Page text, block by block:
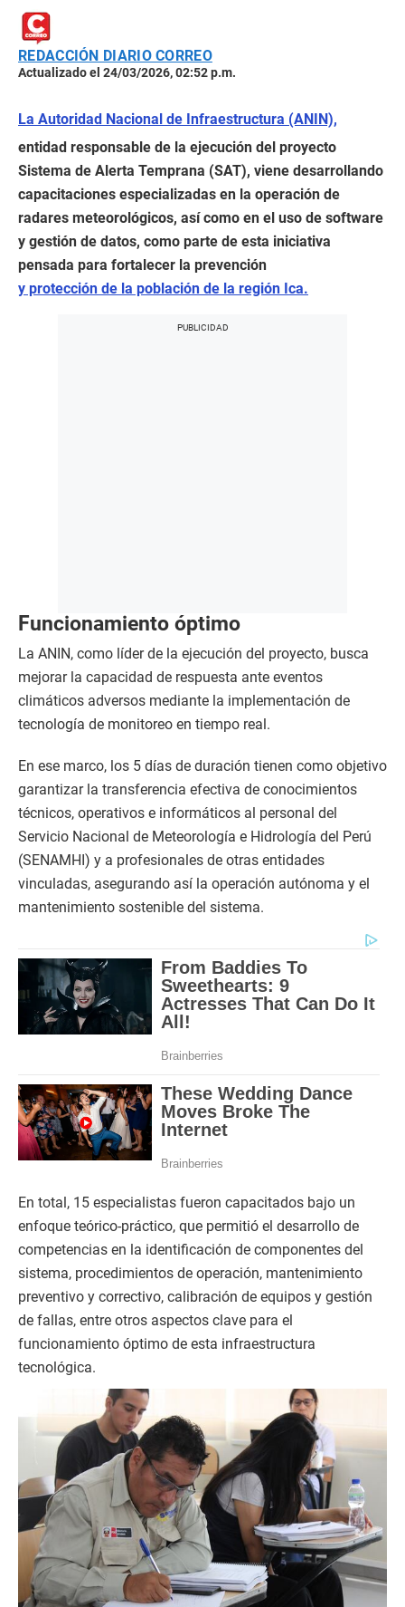
REDACCIÓN DIARIO CORREO
Actualizado el 24/03/2026, 02:52 p.m.
La Autoridad Nacional de Infraestructura (ANIN),
entidad responsable de la ejecución del proyecto
Sistema de Alerta Temprana (SAT), viene desarrollando
capacitaciones especializadas en la operación de
radares meteorológicos, así como en el uso de software
y gestión de datos, como parte de esta iniciativa
pensada para fortalecer la prevención
y protección de la población de la región Ica.
Funcionamiento óptimo
La ANIN, como líder de la ejecución del proyecto, busca
mejorar la capacidad de respuesta ante eventos
climáticos adversos mediante la implementación de
tecnología de monitoreo en tiempo real.
En ese marco, los 5 días de duración tienen como objetivo
garantizar la transferencia efectiva de conocimientos
técnicos, operativos e informáticos al personal del
Servicio Nacional de Meteorología e Hidrología del Perú
(SENAMHI) y a profesionales de otras entidades
vinculadas, asegurando así la operación autónoma y el
mantenimiento sostenible del sistema.
En total, 15 especialistas fueron capacitados bajo un
enfoque teórico-práctico, que permitió el desarrollo de
competencias en la identificación de componentes del
sistema, procedimientos de operación, mantenimiento
preventivo y correctivo, calibración de equipos y gestión
de fallas, entre otros aspectos clave para el
funcionamiento óptimo de esta infraestructura
tecnológica.